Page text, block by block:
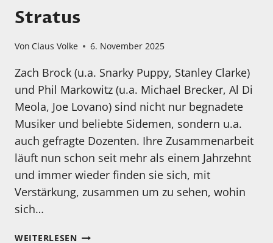
Stratus
Von Claus Volke 6. November 2025
Zach Brock (u.a. Snarky Puppy, Stanley Clarke)
und Phil Markowitz (u.a. Michael Brecker, Al Di
Meola, Joe Lovano) sind nicht nur begnadete
Musiker und beliebte Sidemen, sondern u.a.
auch gefragte Dozenten. Ihre Zusammenarbeit
läuft nun schon seit mehr als einem Jahrzehnt
und immer wieder finden sie sich, mit
Verstärkung, zusammen um zu sehen, wohin
sich…
WEITERLESENMEIN